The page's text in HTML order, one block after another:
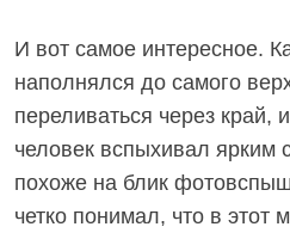
И вот самое интересное.
наполнялся до самого
переливаться через край,
человек вспыхивал ярким
похоже на блик
четко понимал, что в этот